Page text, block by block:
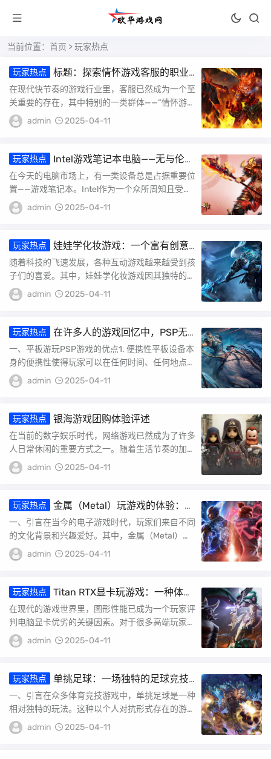
当前位置： 首页 >玩家热点
玩家热点
标题：探索情怀游戏客服的职业
风采
在现代快节奏的游戏行业里，客服已然成为一个至
关重要的存在，其中特别的一类群体——“情怀游戏
客服”更是受到了许多游戏玩家的关注。那么，情
怀...
admin 2025-04-11
玩家热点
Intel游戏笔记本电脑——无与伦比
的游戏体验与硬件效能
在今天的电脑市场上，有一类设备总是占据重要位
置——游戏笔记本。Intel作为一个众所周知且受大
众信任的品牌，它在游戏笔记本电脑上的应用堪...
admin 2025-04-11
玩家热点
娃娃学化妆游戏：一个富有创意
和趣味性的学习体验
随着科技的飞速发展，各种互动游戏越来越受到孩
子们的喜爱。其中，娃娃学化妆游戏因其独特的互
动性和教育性，受到了广泛关注。本文将详细介绍
娃娃...
admin 2025-04-11
玩家热点
在许多人的游戏回忆中，PSP无
疑是一个令人难忘的符号。而如今，当我们
手中有了更为先进的平板设备时，许多人或
许会好奇，在平板上游玩PSP游戏是一种怎
样的体验。本文将详细分析在平板上游玩
PSP游戏的优点与缺点，并从多个角度展开
一、平板游玩PSP游戏的优点1. 便携性平板设备本
身的便携性使得玩家可以在任何时间、任何地点进
行游戏。相比PSP，平板在尺寸上可能更有优...
admin 2025-04-11
玩家热点 银海游戏团购体验评述
在当前的数字娱乐时代，网络游戏已然成为了许多
人日常休闲的重要方式之一。随着生活节奏的加
快，人们对于娱乐消费的需求也在不断升级。在这
样的背...
admin 2025-04-11
玩家热点
金属（Metal）玩游戏的体验：从
玩家到游戏世界的探索之旅
一、引言在当今的电子游戏时代，玩家们来自不同
的文化背景和兴趣爱好。其中，金属（Metal）玩
家群体在游戏中也有着独特的体验和感受。本文
将...
admin 2025-04-11
玩家热点
Titan RTX显卡玩游戏：一种体验
极佳的选择
在现代的游戏世界里，图形性能已成为一个玩家评
判电脑显卡优劣的关键因素。对于很多高端玩家而
言，一款顶级显卡不仅可以保证流畅运行当前所有
游戏...
admin 2025-04-11
玩家热点
单挑足球：一场独特的足球竞技
体验
一、引言在众多体育竞技游戏中，单挑足球是一种
相对独特的玩法。这种以个人对抗形式存在的游戏
方式，更强调技巧和战术的竞技，极大地吸引了不
同年...
admin 2025-04-11